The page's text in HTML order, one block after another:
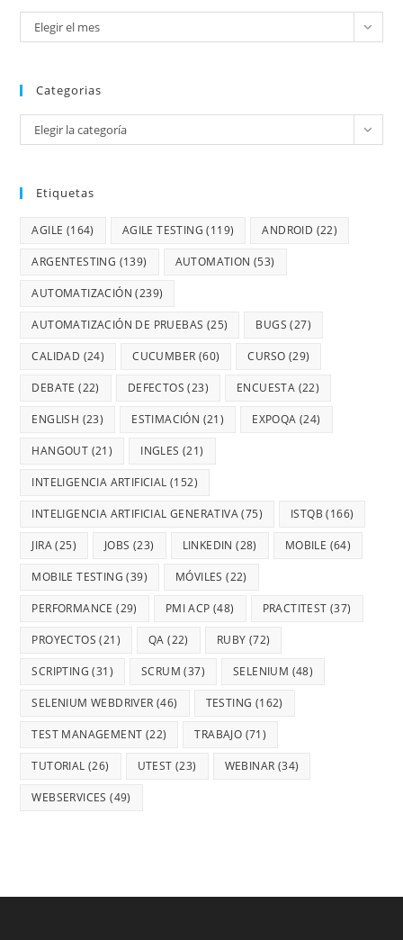
Elegir el mes
Categorias
Elegir la categoría
Etiquetas
AGILE (164) AGILE TESTING (119) ANDROID (22)
ARGENTESTING (139) AUTOMATION (53)
AUTOMATIZACIÓN (239)
AUTOMATIZACIÓN DE PRUEBAS (25) BUGS (27)
CALIDAD (24) CUCUMBER (60) CURSO (29)
DEBATE (22) DEFECTOS (23) ENCUESTA (22)
ENGLISH (23) ESTIMACIÓN (21) EXPOQA (24)
HANGOUT (21) INGLES (21)
INTELIGENCIA ARTIFICIAL (152)
INTELIGENCIA ARTIFICIAL GENERATIVA(75) ISTQB (166)
JIRA(25) JOBS (23) LINKEDIN (28) MOBILE (64)
MOBILE TESTING (39) MÓVILES (22)
PERFORMANCE (29) PMI ACP (48) PRACTITEST (37)
PROYECTOS (21) QA (22) RUBY (72)
SCRIPTING (31) SCRUM (37) SELENIUM (48)
SELENIUM WEBDRIVER (46) TESTING (162)
TEST MANAGEMENT (22) TRABAJO (71)
TUTORIAL (26) UTEST (23) WEBINAR (34)
WEBSERVICES (49)